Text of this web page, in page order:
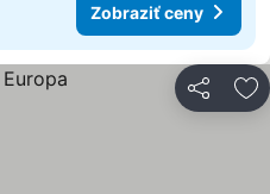
Zobraziť ceny
Zdieľať